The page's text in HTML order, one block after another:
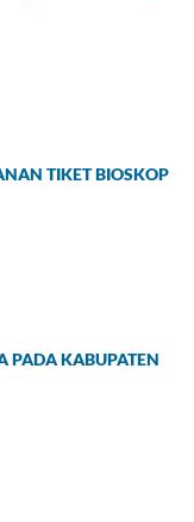
TIKET BIOSKOP
PADA KABUPATEN